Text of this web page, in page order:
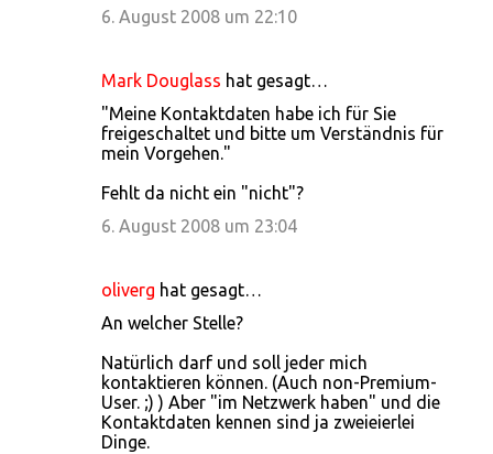
6. August 2008 um 22:10
Mark Douglass hat gesagt…
"Meine Kontaktdaten habe ich für Sie
freigeschaltet und bitte um Verständnis für
mein Vorgehen."
Fehlt da nicht ein "nicht"?
6. August 2008 um 23:04
oliverg hat gesagt…
An welcher Stelle?
Natürlich darf und soll jeder mich
kontaktieren können. (Auch non-Premium-
User. ;) ) Aber "im Netzwerk haben" und die
Kontaktdaten kennen sind ja zweieierlei
Dinge.